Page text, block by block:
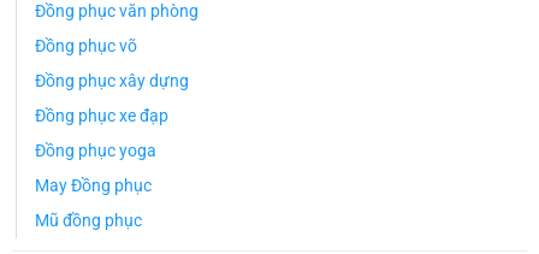
Đồng phục văn phòng
Đồng phục võ
Đồng phục xây dựng
Đồng phục xe đạp
Đồng phục yoga
May Đồng phục
Mũ đồng phục